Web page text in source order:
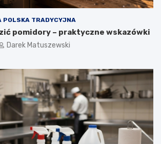
POLSKA TRADYCYJNA
pomidory – praktyczne wskazówki
Darek Matuszewski